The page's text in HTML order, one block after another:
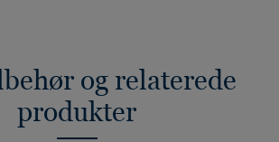
og relaterede
produkter